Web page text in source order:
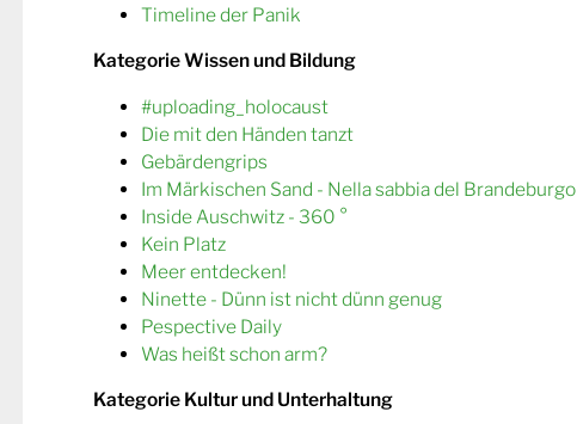
Timeline der Panik
Kategorie Wissen und Bildung
#uploading_holocaust
Die mit den Händen tanzt
Gebärdengrips
Im Märkischen Sand - Nella sabbia del Brandeburgo
Inside Auschwitz - 360 °
Kein Platz
Meer entdecken!
Ninette - Dünn ist nicht dünn genug
Pespective Daily
Was heißt schon arm?
Kategorie Kultur und Unterhaltung